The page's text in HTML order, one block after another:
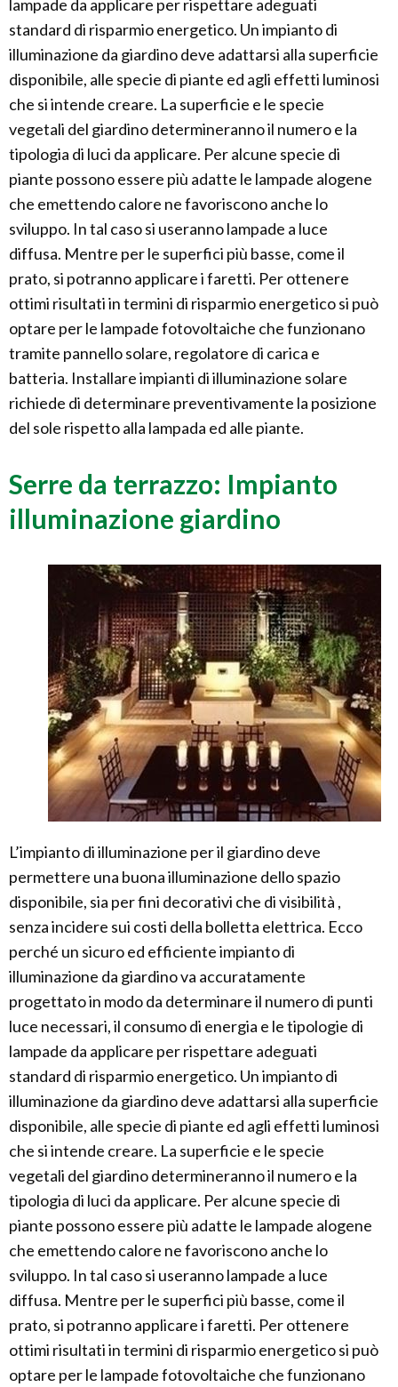
lampade da applicare per rispettare adeguati
standard di risparmio energetico. Un impianto di
illuminazione da giardino deve adattarsi alla superficie
disponibile, alle specie di piante ed agli effetti luminosi
che si intende creare. La superficie e le specie
vegetali del giardino determineranno il numero e la
tipologia di luci da applicare. Per alcune specie di
piante possono essere più adatte le lampade alogene
che emettendo calore ne favoriscono anche lo
sviluppo. In tal caso si useranno lampade a luce
diffusa. Mentre per le superfici più basse, come il
prato, si potranno applicare i faretti. Per ottenere
ottimi risultati in termini di risparmio energetico si può
optare per le lampade fotovoltaiche che funzionano
tramite pannello solare, regolatore di carica e
batteria. Installare impianti di illuminazione solare
richiede di determinare preventivamente la posizione
del sole rispetto alla lampada ed alle piante.
Serre da terrazzo: Impianto
illuminazione giardino
L’impianto di illuminazione per il giardino deve
permettere una buona illuminazione dello spazio
disponibile, sia per fini decorativi che di visibilità ,
senza incidere sui costi della bolletta elettrica. Ecco
perché un sicuro ed efficiente impianto di
illuminazione da giardino va accuratamente
progettato in modo da determinare il numero di punti
luce necessari, il consumo di energia e le tipologie di
lampade da applicare per rispettare adeguati
standard di risparmio energetico. Un impianto di
illuminazione da giardino deve adattarsi alla superficie
disponibile, alle specie di piante ed agli effetti luminosi
che si intende creare. La superficie e le specie
vegetali del giardino determineranno il numero e la
tipologia di luci da applicare. Per alcune specie di
piante possono essere più adatte le lampade alogene
che emettendo calore ne favoriscono anche lo
sviluppo. In tal caso si useranno lampade a luce
diffusa. Mentre per le superfici più basse, come il
prato, si potranno applicare i faretti. Per ottenere
ottimi risultati in termini di risparmio energetico si può
optare per le lampade fotovoltaiche che funzionano